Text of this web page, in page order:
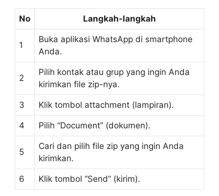
No Langkah-langkah
1
Buka aplikasi WhatsApp di smartphone
Anda.
2
Pilih kontak atau grup yang ingin Anda
kirimkan file zip-nya.
3 Klik tombol attachment (lampiran).
4 Pilih “Document” (dokumen).
5
Cari dan pilih file zip yang ingin Anda
kirimkan.
6 Klik tombol “Send” (kirim).